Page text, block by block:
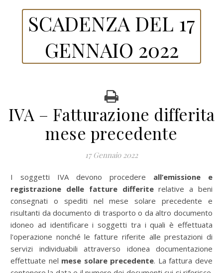
SCADENZA DEL 17
GENNAIO 2022
IVA – Fatturazione differita
mese precedente
17 Gennaio 2022
I soggetti IVA devono procedere all’emissione e
registrazione delle fatture differiterelative a beni
consegnati o spediti nel mese solare precedente e
risultanti da documento di trasporto o da altro documento
idoneo ad identificare i soggetti tra i quali è effettuata
l'operazione nonché le fatture riferite alle prestazioni di
servizi individuabili attraverso idonea documentazione
effettuate nel mese solare precedente. La fattura deve